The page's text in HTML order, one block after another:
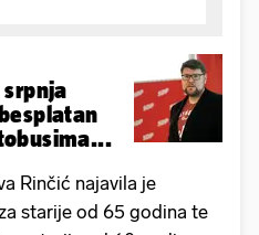
Rinčić najavila je
starije od 65 godina te